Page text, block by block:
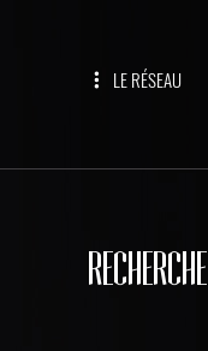
LE RÉSEAU
RECHERCHE